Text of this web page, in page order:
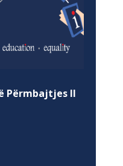
Përmbajtjes II